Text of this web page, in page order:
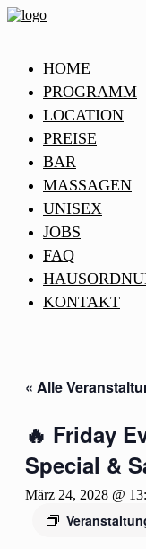
HOME
PROGRAMM
LOCATION
PREISE
BAR
MASSAGEN
UNISEX
JOBS
FAQ
KONTAKT
« Alle
🔥 Friday
Special &
März 24, 2028 @